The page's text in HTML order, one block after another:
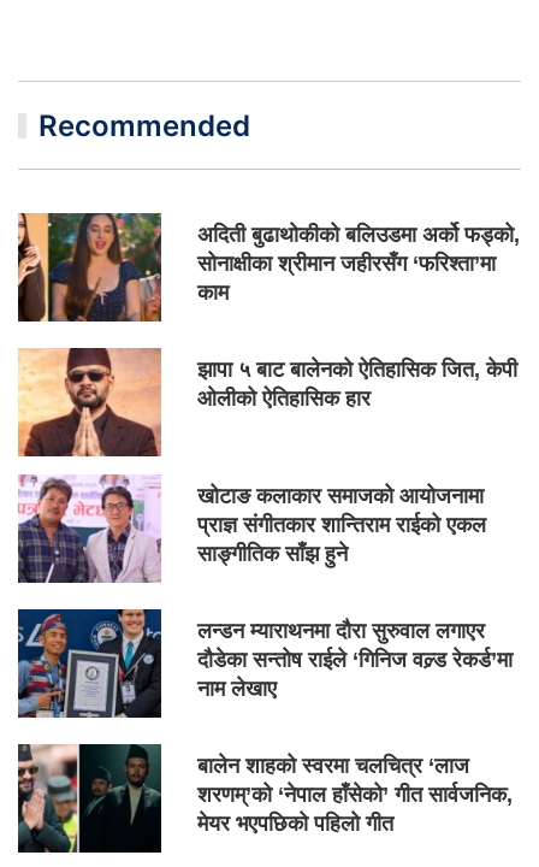
Recommended
अदिती बुढाथोकीको बलिउडमा अर्को फड्को,
सोनाक्षीका श्रीमान जहीरसँग ‘फरिश्ता’मा
काम
झापा ५ बाट बालेनको ऐतिहासिक जित, केपी
ओलीको ऐतिहासिक हार
खोटाङ कलाकार समाजको आयोजनामा
प्राज्ञ संगीतकार शान्तिराम राईको एकल
साङ्गीतिक साँझ हुने
लन्डन म्याराथनमा दौरा सुरुवाल लगाएर
दौडेका सन्तोष राईले ‘गिनिज वल्र्ड रेकर्ड’मा
नाम लेखाए
बालेन शाहको स्वरमा चलचित्र ‘लाज
शरणम्’को ‘नेपाल हाँसेको’ गीत सार्वजनिक,
मेयर भएपछिको पहिलो गीत